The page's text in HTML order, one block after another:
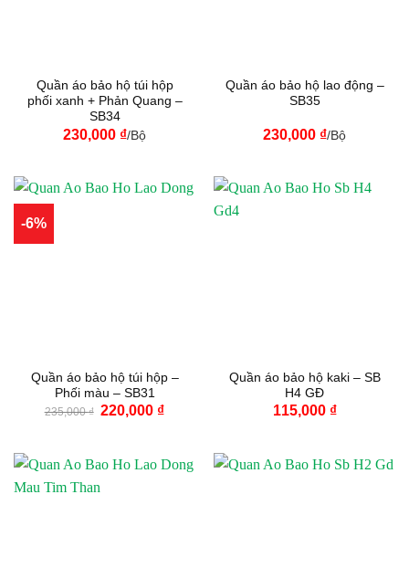
Quần áo bảo hộ túi hộp
phối xanh + Phản Quang –
SB34
230,000 ₫/Bộ
Quần áo bảo hộ lao động –
SB35
230,000 ₫/Bộ
-6%
Quần áo bảo hộ túi hộp –
Phối màu – SB31
235,000₫ Giá
220,000 ₫Giá
220,000 ₫.
Quần áo bảo hộ kaki – SB
H4 GĐ
115,000 ₫